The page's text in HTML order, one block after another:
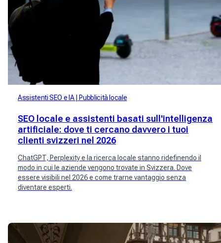
Assistenti SEO e IA Pubblicità locale
SEO locale e assistenti basati sull'intelligenza
artificiale: dove ti cercano davvero i tuoi
clienti svizzeri nel 2026
ChatGPT, Perplexity e la ricerca locale stanno ridefinendo il
modo in cui le aziende vengono trovate in Svizzera. Dove
essere visibili nel 2026 e come trarne vantaggio senza
diventare esperti.